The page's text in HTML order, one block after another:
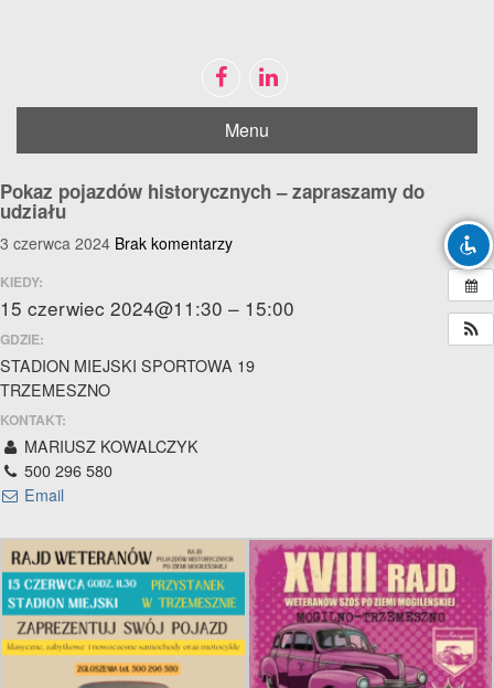
zoom_out Zoom out
zoom_in Zoom in
add_circle_outline Increase font
brightness_high Bright contrast
brightness_low Dark contrast
options
Menu
Pokaz pojazdów historycznych – zapraszamy do
udziału
3 czerwca 2024 Brak komentarzy
KIEDY:
15 czerwiec 2024@11:30 – 15:00
GDZIE:
STADION MIEJSKI SPORTOWA 19
TRZEMESZNO
KONTAKT:
MARIUSZ KOWALCZYK
500 296 580
Email